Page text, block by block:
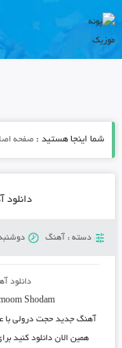
شما اینجا هستید : صفحه
دسته : آهنگ دوشنبه 30 جولای
دانلود
Shodam
آهنگ جدید حجت درولیبا
همین الان دانلود کنید